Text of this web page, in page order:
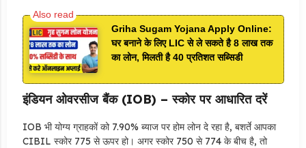
Griha Sugam Yojana Apply Online:
घर बनाने के लिए LIC से ले सकते है 8 लाख तक
का लोन, मिलती है 40 प्रतिशत सब्सिडी
इंडियन ओवरसीज बैंक (IOB) – स्कोर पर आधारित दरें
IOB भी योग्य ग्राहकों को 7.90% ब्याज पर होम लोन दे रहा है, बशर्ते आपका
CIBIL स्कोर 775 से ऊपर हो। अगर स्कोर 750 से 774 के बीच है, तो